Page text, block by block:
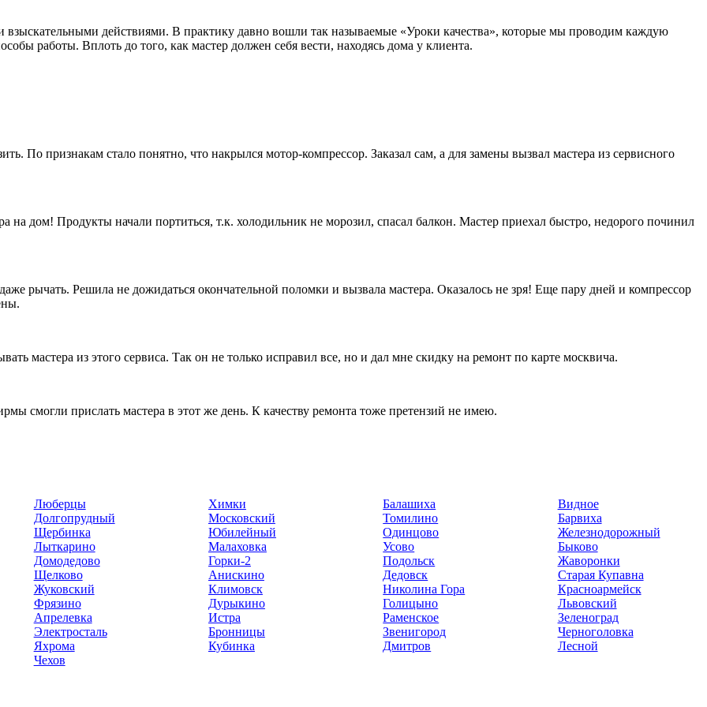
действиями. В практику давно вошли так называемые «Уроки качества», которые мы проводим каждую
работы. Вплоть до того, как мастер должен себя вести, находясь дома у клиента.
По признакам стало понятно, что накрылся мотор-компрессор. Заказал сам, а для замены вызвал мастера из сервисного
на дом! Продукты начали портиться, т.к. холодильник не морозил, спасал балкон. Мастер приехал быстро, недорого починил
рычать. Решила не дожидаться окончательной поломки и вызвала мастера. Оказалось не зря! Еще пару дней и компрессор
мастера из этого сервиса. Так он не только исправил все, но и дал мне скидку на ремонт по карте москвича.
смогли прислать мастера в этот же день. К качеству ремонта тоже претензий не имею.
Люберцы Химки Балашиха
Видное
Долгопрудный
Московский Томилино
Барвиха
Щербинка
Юбилейный Одинцово
Железнодорожный
Лыткарино
Малаховка Усово
Быково
Домодедово
Горки-2 Подольск
Жаворонки
Щелково
Анискино Дедовск
Старая Купавна
Жуковский
Климовск Николина Гора
Красноармейск
Фрязино
Дурыкино Голицыно
Львовский
Апрелевка
Истра Раменское
Зеленоград
Электросталь
Бронницы Звенигород
Черноголовка
Яхрома
Кубинка Дмитров
Лесной
Чехов